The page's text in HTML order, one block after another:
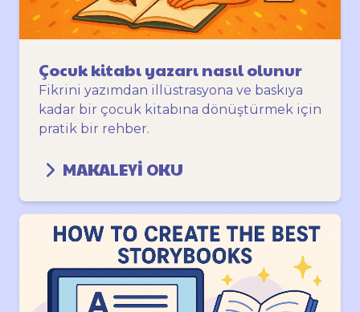
Çocuk kitabı yazarı nasıl olunur
Fikrini yazımdan illüstrasyona ve baskıya
kadar bir çocuk kitabına dönüştürmek için
pratik bir rehber.
MAKALEYI OKU